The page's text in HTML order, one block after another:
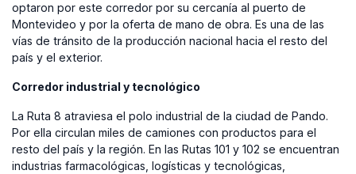
optaron por este corredor por su cercanía al puerto de
Montevideo y por la oferta de mano de obra. Es una de las
vías de tránsito de la producción nacional hacia el resto del
país y el exterior.
Corredor industrial y tecnológico
La Ruta 8 atraviesa el polo industrial de la ciudad de Pando.
Por ella circulan miles de camiones con productos para el
resto del país y la región. En las Rutas 101 y 102 se encuentran
industrias farmacológicas, logísticas y tecnológicas,